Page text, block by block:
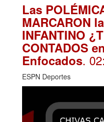
Las
MARCARON
INFANTINO
CONTADOS
Enfocados.
ESPN Deportes